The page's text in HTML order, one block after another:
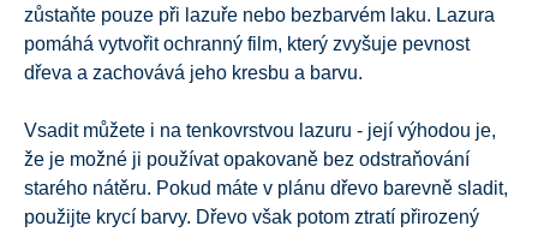
zůstaňte pouze při lazuře nebo bezbarvém laku. Lazura
pomáhá vytvořit ochranný film, který zvyšuje pevnost
dřeva a zachovává jeho kresbu a barvu.
Vsadit můžete i na tenkovrstvou lazuru - její výhodou je,
že je možné ji používat opakovaně bez odstraňování
starého nátěru. Pokud máte v plánu dřevo barevně sladit,
použijte krycí barvy. Dřevo však potom ztratí přirozený